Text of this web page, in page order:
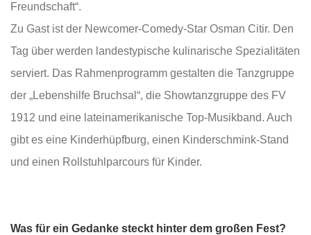
Freundschaft“.
Zu Gast ist der Newcomer-Comedy-Star Osman Citir. Den
Tag über werden landestypische kulinarische Spezialitäten
serviert. Das Rahmenprogramm gestalten die Tanzgruppe
der „Lebenshilfe Bruchsal“, die Showtanzgruppe des FV
1912 und eine lateinamerikanische Top-Musikband. Auch
gibt es eine Kinderhüpfburg, einen Kinderschmink-Stand
und einen Rollstuhlparcours für Kinder.
Was für ein Gedanke steckt hinter dem großen Fest?